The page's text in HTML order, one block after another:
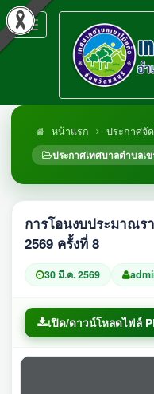
Toggle
navigation
หน้าแรก
ประกาศจั
ประกาศเทศบาลตำบลเ
การโอนงบประมาณร
2569 ครั้งที่ 8
30 มี.ค. 2569
เปิด/ดาวน์โหลดไฟล์